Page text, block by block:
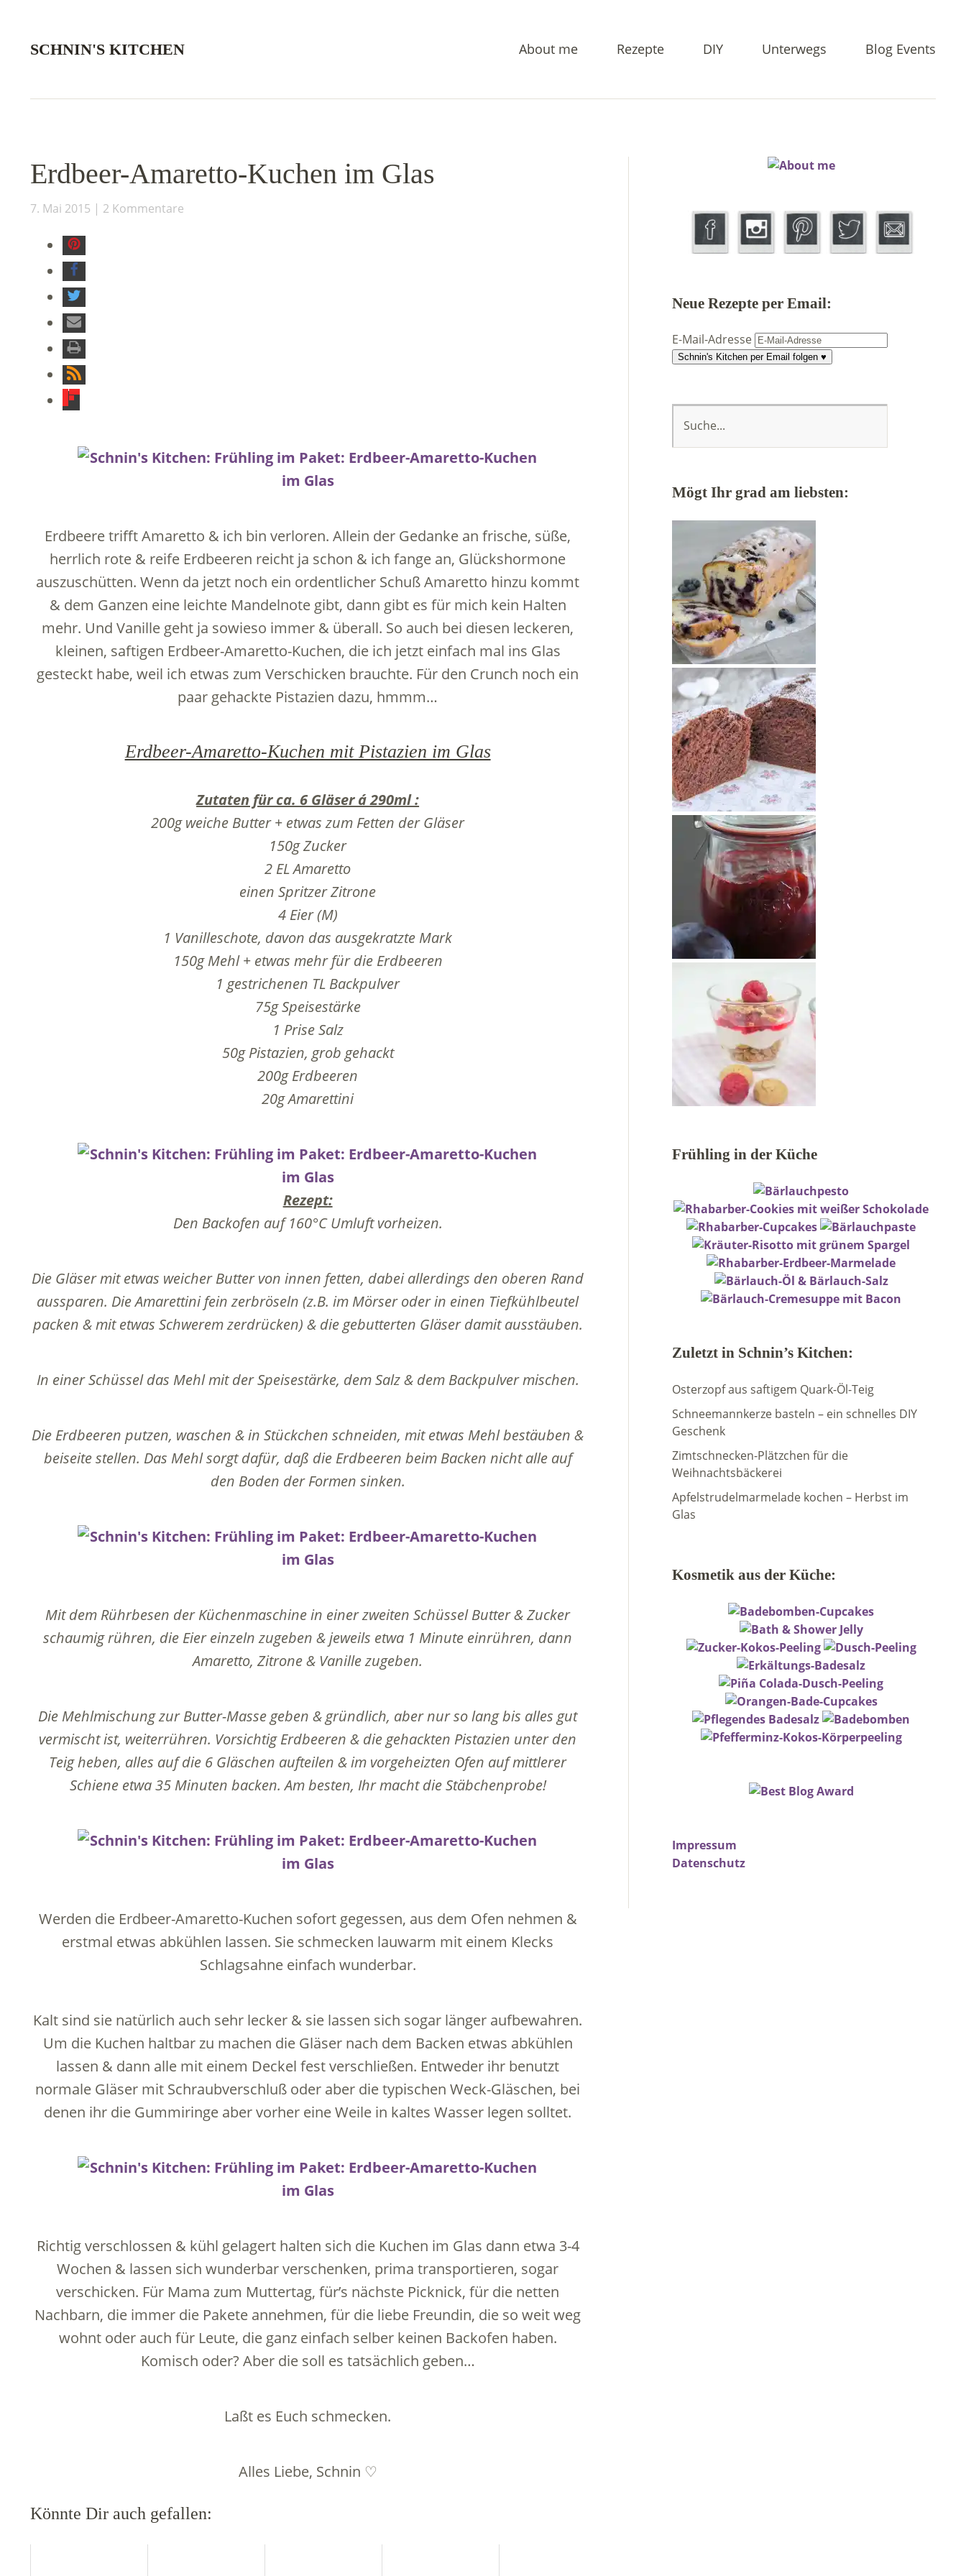
SCHNIN'S KITCHEN About me Rezepte DIY Unterwegs Blog Events
Erdbeer-Amaretto-Kuchen im Glas
7. Mai 2015 2 Kommentare
Erdbeere trifft Amaretto & ich bin verloren. Allein der Gedanke an frische, süße,
herrlich rote & reife Erdbeeren reicht ja schon & ich fange an, Glückshormone
auszuschütten. Wenn da jetzt noch ein ordentlicher Schuß Amaretto hinzu kommt
& dem Ganzen eine leichte Mandelnote gibt, dann gibt es für mich kein Halten
mehr. Und Vanille geht ja sowieso immer & überall. So auch bei diesen leckeren,
kleinen, saftigen Erdbeer-Amaretto-Kuchen, die ich jetzt einfach mal ins Glas
gesteckt habe, weil ich etwas zum Verschicken brauchte. Für den Crunch noch ein
paar gehackte Pistazien dazu, hmmm…
Erdbeer-Amaretto-Kuchen mit Pistazien im Glas
Zutaten für ca. 6 Gläser á 290ml :
200g weiche Butter + etwas zum Fetten der Gläser
150g Zucker
2 EL Amaretto
einen Spritzer Zitrone
4 Eier (M)
1 Vanilleschote, davon das ausgekratzte Mark
150g Mehl + etwas mehr für die Erdbeeren
1 gestrichenen TL Backpulver
75g Speisestärke
1 Prise Salz
50g Pistazien, grob gehackt
200g Erdbeeren
20g Amarettini
Rezept:
Den Backofen auf 160°C Umluft vorheizen.
Die Gläser mit etwas weicher Butter von innen fetten, dabei allerdings den oberen Rand
aussparen. Die Amarettini fein zerbröseln (z.B. im Mörser oder in einen Tiefkühlbeutel
packen & mit etwas Schwerem zerdrücken) & die gebutterten Gläser damit ausstäuben.
In einer Schüssel das Mehl mit der Speisestärke, dem Salz & dem Backpulver mischen.
Die Erdbeeren putzen, waschen & in Stückchen schneiden, mit etwas Mehl bestäuben &
beiseite stellen. Das Mehl sorgt dafür, daß die Erdbeeren beim Backen nicht alle auf
den Boden der Formen sinken.
Mit dem Rührbesen der Küchenmaschine in einer zweiten Schüssel Butter & Zucker
schaumig rühren, die Eier einzeln zugeben & jeweils etwa 1 Minute einrühren, dann
Amaretto, Zitrone & Vanille zugeben.
Die Mehlmischung zur Butter-Masse geben & gründlich, aber nur so lang bis alles gut
vermischt ist, weiterrühren. Vorsichtig Erdbeeren & die gehackten Pistazien unter den
Teig heben, alles auf die 6 Gläschen aufteilen & im vorgeheizten Ofen auf mittlerer
Schiene etwa 35 Minuten backen. Am besten, Ihr macht die Stäbchenprobe!
Werden die Erdbeer-Amaretto-Kuchen sofort gegessen, aus dem Ofen nehmen &
erstmal etwas abkühlen lassen. Sie schmecken lauwarm mit einem Klecks
Schlagsahne einfach wunderbar.
Kalt sind sie natürlich auch sehr lecker & sie lassen sich sogar länger aufbewahren.
Um die Kuchen haltbar zu machen die Gläser nach dem Backen etwas abkühlen
lassen & dann alle mit einem Deckel fest verschließen. Entweder ihr benutzt
normale Gläser mit Schraubverschluß oder aber die typischen Weck-Gläschen, bei
denen ihr die Gummiringe aber vorher eine Weile in kaltes Wasser legen solltet.
Richtig verschlossen & kühl gelagert halten sich die Kuchen im Glas dann etwa 3-4
Wochen & lassen sich wunderbar verschenken, prima transportieren, sogar
verschicken. Für Mama zum Muttertag, für’s nächste Picknick, für die netten
Nachbarn, die immer die Pakete annehmen, für die liebe Freundin, die so weit weg
wohnt oder auch für Leute, die ganz einfach selber keinen Backofen haben.
Komisch oder? Aber die soll es tatsächlich geben…
Laßt es Euch schmecken.
Alles Liebe, Schnin ♡
Könnte Dir auch gefallen:
Neue Rezepte per Email:
E-Mail-Adresse
Schnin's Kitchen per Email folgen ♥
Mögt Ihr grad am liebsten:
Frühling in der Küche
Zuletzt in Schnin’s Kitchen:
Osterzopf aus saftigem Quark-Öl-Teig
Schneemannkerze basteln – ein schnelles DIY
Geschenk
Zimtschnecken-Plätzchen für die
Weihnachtsbäckerei
Apfelstrudelmarmelade kochen – Herbst im
Glas
Kosmetik aus der Küche:
Impressum
Datenschutz